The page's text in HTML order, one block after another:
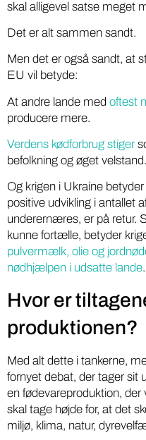
skal alligevel satse meget
Det er alt sammen sandt.
Men det er også sandt, at
EU vil betyde:
At andre lande med oftest
producere mere.
Verdens kødforbrug stiger
befolkning og øget velstand.
Og krigen i Ukraine
positive udvikling i antallet
underernæres, er på retur.
kunne fortælle, betyder
pulvermælk, olie og
nødhjælpen i udsatte lande.
Hvor er
produktionen?
Med alt dette i tankerne,
fornyet debat, der tager sit
en fødevareproduktion,
skal tage højde for, at det
miljø, klima, natur,